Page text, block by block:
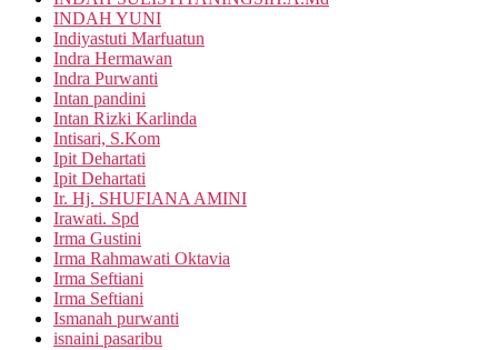
INDAH YUNI
Indiyastuti Marfuatun
Indra Hermawan
Indra Purwanti
Intan pandini
Intan Rizki Karlinda
Intisari, S.Kom
Ipit Dehartati
Ipit Dehartati
Ir. Hj. SHUFIANA AMINI
Irawati. Spd
Irma Gustini
Irma Rahmawati Oktavia
Irma Seftiani
Irma Seftiani
Ismanah purwanti
isnaini pasaribu